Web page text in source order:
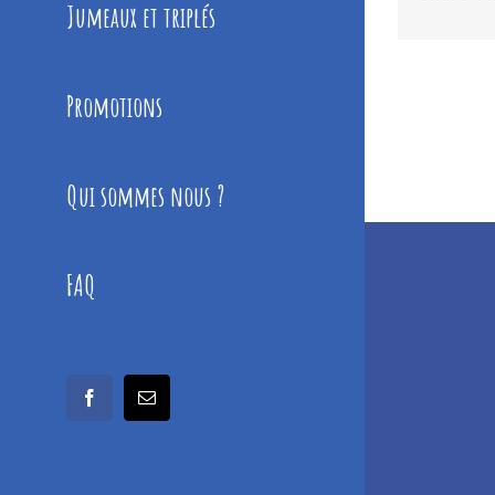
Jumeaux et triplés
Promotions
Qui sommes nous ?
FAQ
facebookEmail